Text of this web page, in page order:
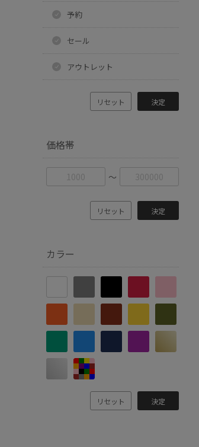
予約
セール
アウトレット
リセット 決定
価格帯
〜
リセット 決定
カラー
リセット 決定